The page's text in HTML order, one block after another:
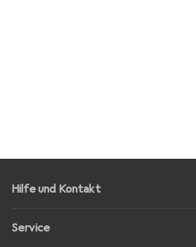
Hilfe und Kontakt
Service